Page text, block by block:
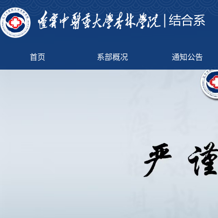
首页 系部概况 通知公告